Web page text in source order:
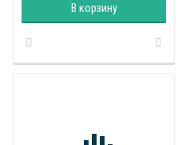
В корзину